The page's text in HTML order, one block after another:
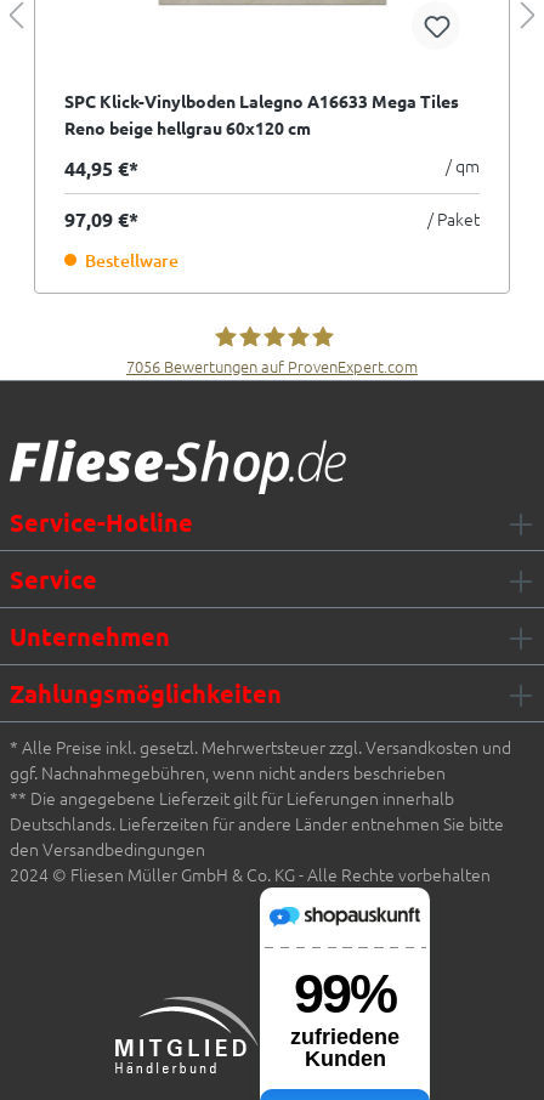
SPC Klick-Vinylboden Lalegno A16633 Mega Tiles
Reno beige hellgrau 60x120 cm
44,95 €* / qm
97,09 €* / Paket
Bestellware
7056 Bewertungen auf ProvenExpert.com
Service-Hotline
Service
Unternehmen
Zahlungsmöglichkeiten
* Alle Preise inkl. gesetzl. Mehrwertsteuer zzgl. Versandkosten und
ggf. Nachnahmegebühren, wenn nicht anders beschrieben
** Die angegebene Lieferzeit gilt für Lieferungen innerhalb
Deutschlands. Lieferzeiten für andere Länder entnehmen Sie bitte
den Versandbedingungen
2024 © Fliesen Müller GmbH & Co. KG - Alle Rechte vorbehalten